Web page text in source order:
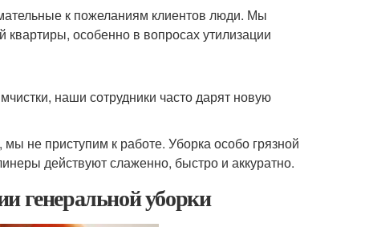
к пожеланиям клиентов люди. Мы
особенно в вопросах утилизации
наши сотрудники часто дарят новую
не приступим к работе. Уборка особо грязной
действуют слаженно, быстро и аккуратно.
генеральной уборки